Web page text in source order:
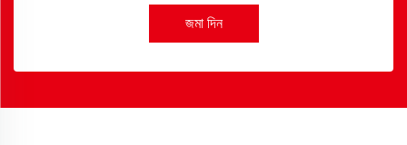
জমা দিন